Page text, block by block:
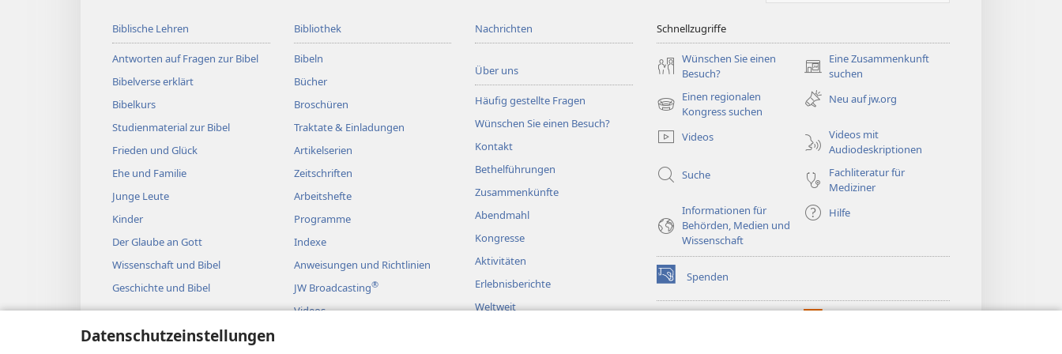
Datenschutzeinstellungen
Biblische Lehren
Antworten auf Fragen zur Bibel
Bibelverse erklärt
Bibelkurs
Studienmaterial zur Bibel
Frieden und Glück
Ehe und Familie
Junge Leute
Kinder
Der Glaube an Gott
Wissenschaft und Bibel
Geschichte und Bibel
Bibliothek
Bibeln
Bücher
Broschüren
Traktate & Einladungen
Artikelserien
Zeitschriften
Arbeitshefte
Programme
Indexe
Anweisungen und Richtlinien
JW Broadcasting®
Videos
Nachrichten
Über uns
Häufig gestellte Fragen
Wünschen Sie einen Besuch?
Kontakt
Bethelführungen
Zusammenkünfte
Abendmahl
Kongresse
Aktivitäten
Erlebnisberichte
Weltweit
Schnellzugriffe
Wünschen Sie einen
Besuch?
Eine Zusammenkunft
suchen
(öffnet
neues
Fenster)
Einen regionalen
Kongress suchen
(öffnet
Fenster)
Neu auf jw.org
Videos
Videos mit
Audiodeskriptionen
Suche
Fachliteratur für
Mediziner
Informationen für
Behörden, Medien und
Wissenschaft
Hilfe
Spenden
(öffnet
neues
Fenster)